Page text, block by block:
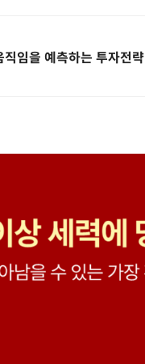
임을 예측하는 투자전략